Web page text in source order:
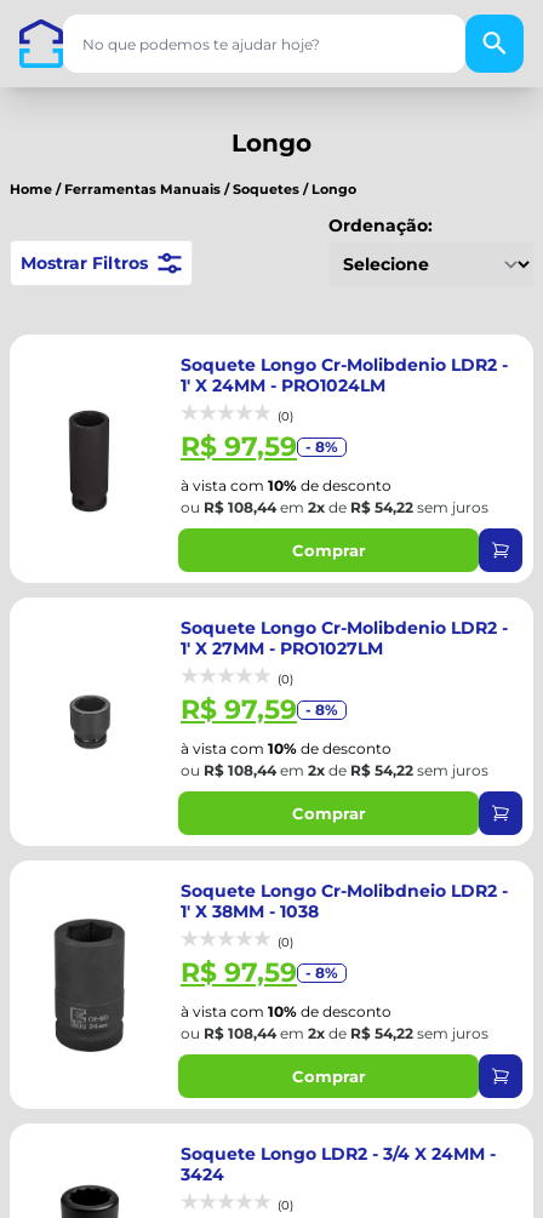
Longo
Home / Ferramentas Manuais /Soquetes / Longo
Mostrar Filtros
Ordenação:
Soquete Longo Cr-Molibdenio LDR2 -
1' X 24MM - PRO1024LM
(0)
R$ 97,59 - 8%
à vista com 10% de desconto
ou R$ 108,44em 2x de R$ 54,22 sem juros
Comprar
Soquete Longo Cr-Molibdenio LDR2 -
1' X 27MM - PRO1027LM
(0)
R$ 97,59 - 8%
à vista com 10% de desconto
ou R$ 108,44em 2x de R$ 54,22 sem juros
Comprar
Soquete Longo Cr-Molibdneio LDR2 -
1' X 38MM - 1038
(0)
R$ 97,59 - 8%
à vista com 10% de desconto
ou R$ 108,44em 2x de R$ 54,22 sem juros
Comprar
Soquete Longo LDR2 - 3/4 X 24MM -
3424
(0)